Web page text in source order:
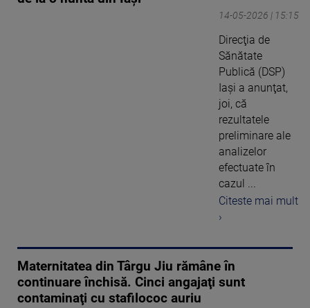
14-05-2026 | 15:15
Direcţia de
Sănătate
Publică (DSP)
Iaşi a anunţat,
joi, că
rezultatele
preliminare ale
analizelor
efectuate în
cazul ...
Citeste mai mult
›
Maternitatea din Târgu Jiu rămâne în
continuare închisă. Cinci angajaţi sunt
contaminaţi cu stafilococ auriu